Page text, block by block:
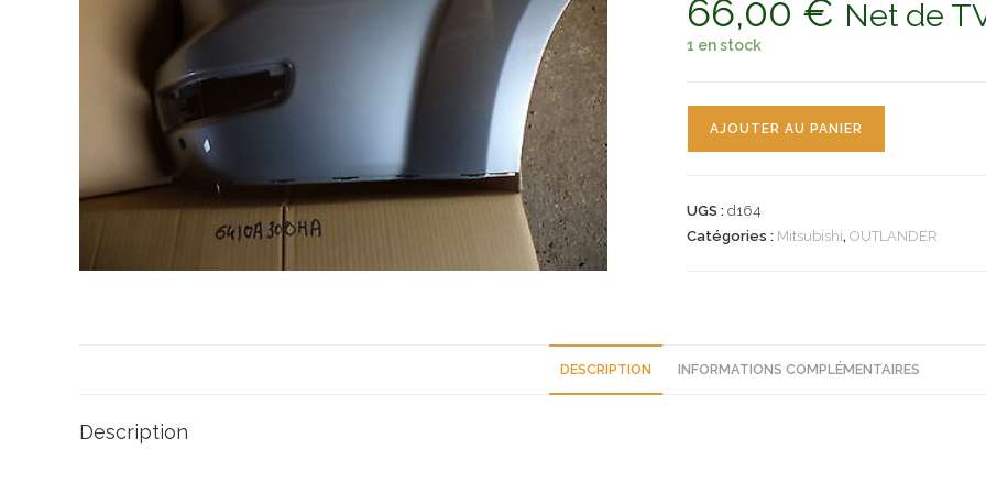
66,00 € Net de
1 en stock
pare
6410a300ha
AJOUTER AU PANIER
UGS : d164
Catégories : Mitsubishi, OUTLANDER
DESCRIPTION INFORMATIONS COMPLÉMENTAIRES
Description